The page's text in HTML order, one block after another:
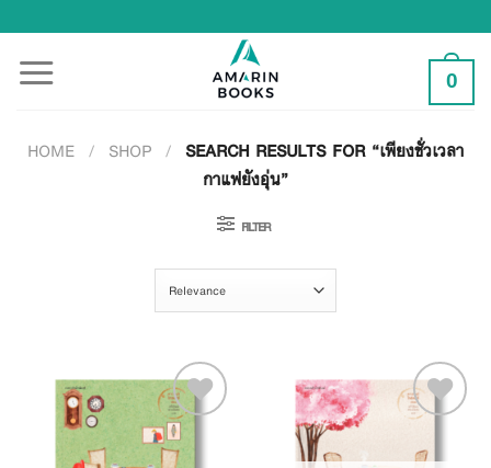
to
content
0
HOME / SHOP / SEARCH RESULTS FOR “เพียงชั่วเวลา
กาแฟยังอุ่น”
FILTER